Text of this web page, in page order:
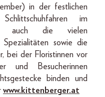
in der festlichen
im
auch die vielen
Spezialitäten sowie die
bei der Floristinnen vor
und Besucherinnen
binden und
www.kittenberger.at